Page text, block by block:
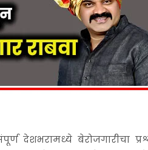
देशभरामध्ये बेरोजगारीचा